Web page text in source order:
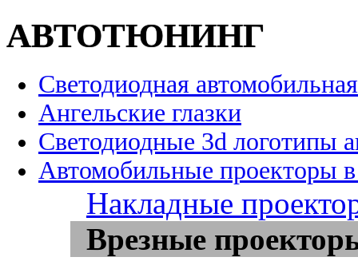
АВТОТЮНИНГ
Светодиодная
Ангельские глазки
Светодиодные 3d логотипы
Автомобильные проекторы
Накладные
Врезные